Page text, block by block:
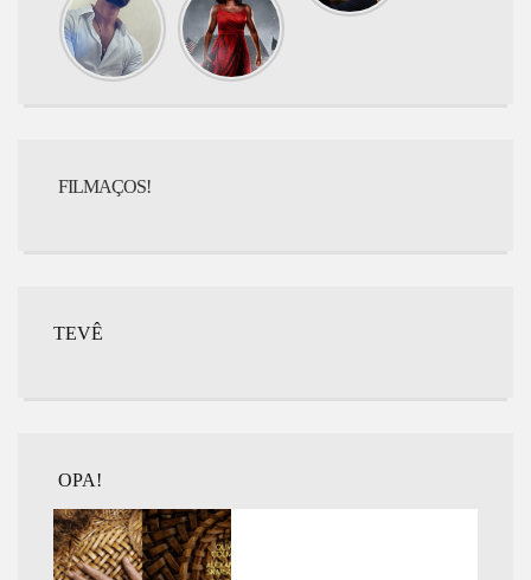
assistir
hoje?
DEVA
assistir
hoje? G20
FILMAÇOS!
TEVÊ
OPA!